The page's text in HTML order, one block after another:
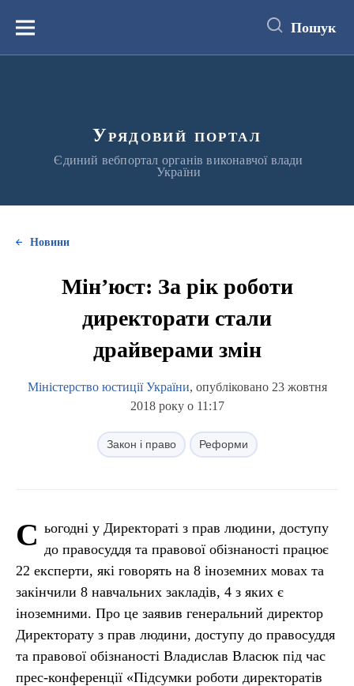
вмістуМеню Пошук
Урядовий портал
Єдиний вебпортал органів виконавчої влади
України
Новини
Мін’юст: За рік роботи
директорати стали
драйверами змін
Міністерство юстиції України, опубліковано 23 жовтня
2018 року о 11:17
Закон і право Реформи
С ьогодні у Директораті з прав людини, доступу
до правосуддя та правової обізнаності працює
22 експерти, які говорять на 8 іноземних мовах та
закінчили 8 навчальних закладів, 4 з яких є
іноземними. Про це заявив генеральний директор
Директорату з прав людини, доступу до правосуддя
та правової обізнаності Владислав Власюк під час
прес-конференції «Підсумки роботи директоратів